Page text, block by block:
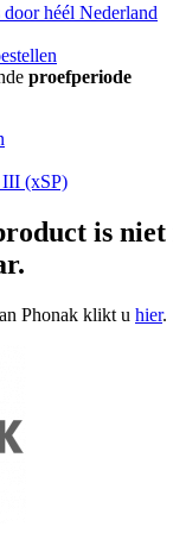
door héél Nederland
proefperiode
(xSP)
is niet
Phonak klikt u hier.